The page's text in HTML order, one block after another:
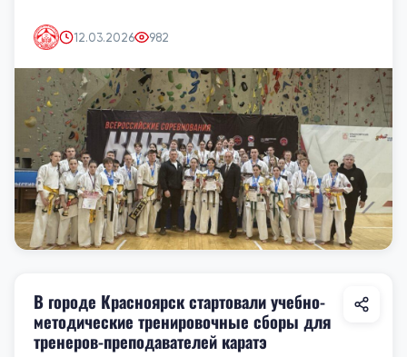
12.03.2026 982
В городе Красноярск стартовали учебно-
методические тренировочные сборы для
тренеров-преподавателей каратэ